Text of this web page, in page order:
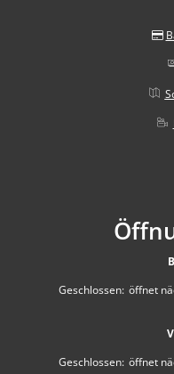
Klicken, um weitere
Geschlossen: öffnet
Klicken, um weitere
Geschlossen: öffnet